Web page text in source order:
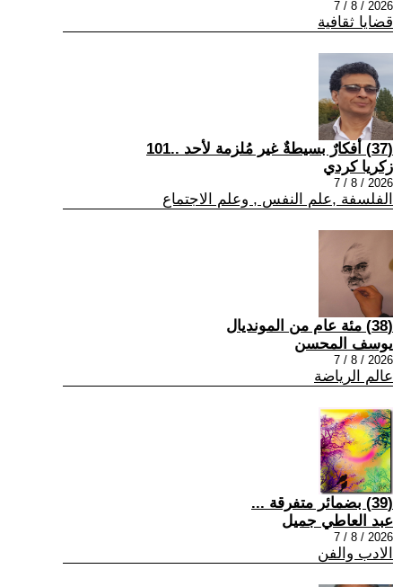
2026 / 8 / 7
قضايا ثقافية
(37) أفكارٌ بسيطةٌ غير مُلزمة لأحد ..101
زكريا كردي
2026 / 8 / 7
الفلسفة ,علم النفس , وعلم الاجتماع
(38) مئة عام من المونديال
يوسف المحسن
2026 / 8 / 7
عالم الرياضة
(39) بضمائر متفرقة ...
عبد العاطي جميل
2026 / 8 / 7
الادب والفن